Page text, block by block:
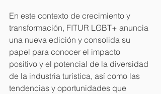
En este contexto de crecimiento y
transformación, FITUR LGBT+ anuncia
una nueva edición y consolida su
papel para conocer el impacto
positivo y el potencial de la diversidad
de la industria turística, así como las
tendencias y oportunidades que